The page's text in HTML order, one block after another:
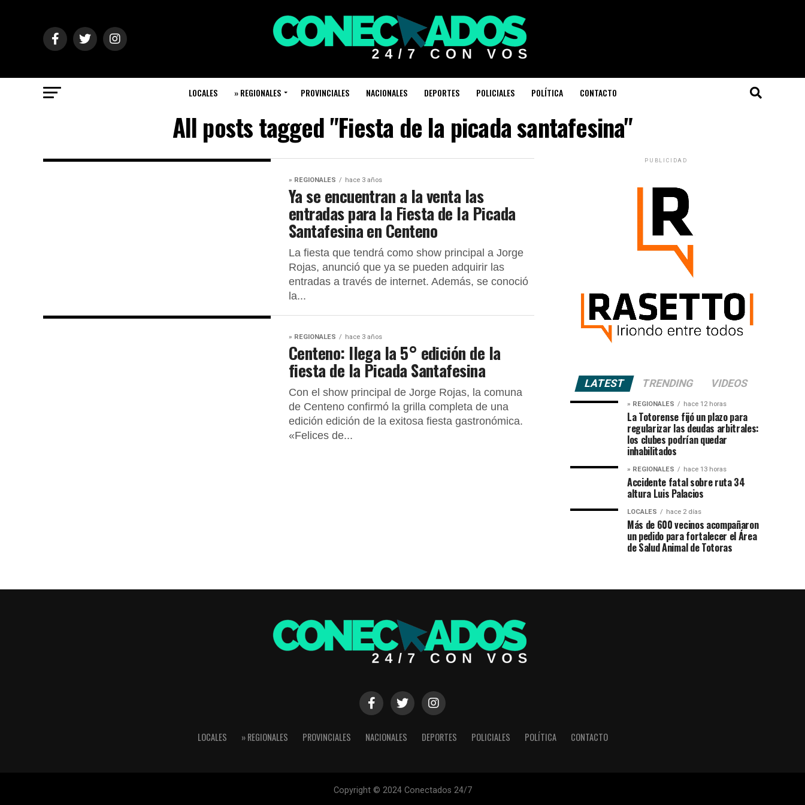
LOCALES » REGIONALES PROVINCIALES NACIONALES DEPORTES POLICIALES POLÍTICA CONTACTO
All posts tagged "Fiesta de la picada santafesina"
» REGIONALES hace 3 años
Ya se encuentran a la venta las
entradas para la Fiesta de la Picada
Santafesina en Centeno
La fiesta que tendrá como show principal a Jorge
Rojas, anunció que ya se pueden adquirir las
entradas a través de internet. Además, se conoció
la...
» REGIONALES hace 3 años
Centeno: llega la 5° edición de la
fiesta de la Picada Santafesina
Con el show principal de Jorge Rojas, la comuna
de Centeno confirmó la grilla completa de una
edición edición de la exitosa fiesta gastronómica.
«Felices de...
PUBLICIDAD
LATEST TRENDING VIDEOS
» REGIONALES hace 12 horas
La Totorense fijó un plazo para
regularizar las deudas arbitrales:
los clubes podrían quedar
inhabilitados
» REGIONALES hace 13 horas
Accidente fatal sobre ruta 34
altura Luis Palacios
LOCALES hace 2 días
Más de 600 vecinos acompañaron
un pedido para fortalecer el Área
de Salud Animal de Totoras
LOCALES » REGIONALES PROVINCIALES NACIONALES DEPORTES POLICIALES POLÍTICA CONTACTO
Copyright © 2024 Conectados 24/7